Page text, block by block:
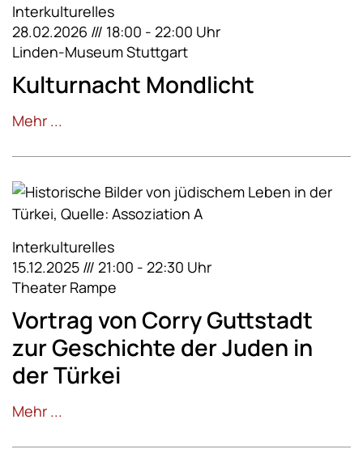
Interkulturelles
28.02.2026 /// 18:00 - 22:00 Uhr
Linden-Museum Stuttgart
Kulturnacht Mondlicht
Mehr ...
Interkulturelles
15.12.2025 /// 21:00 - 22:30 Uhr
Theater Rampe
Vortrag von Corry Guttstadt
zur Geschichte der Juden in
der Türkei
Mehr ...